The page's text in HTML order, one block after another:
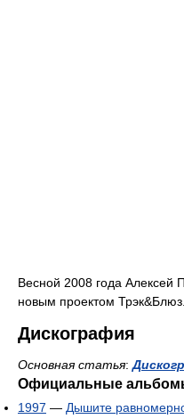
Весной 2008 года Алексей
новым проектом Трэк&Блюз.
Дискография
Основная статья:
Официальные
1997 — Дышите